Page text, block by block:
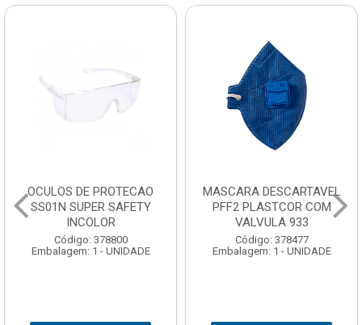
OCULOS DE PROTECAO
SS01N SUPER SAFETY
INCOLOR
Código: 378800
Embalagem: 1 - UNIDADE
MASCARA DESCARTAVEL
PFF2 PLASTCOR COM
VALVULA 933
Código: 378477
Embalagem: 1 - UNIDADE